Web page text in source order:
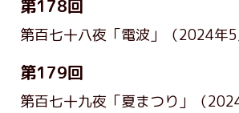
第178回
第百七十八夜「電波」 （2024年
第179回
第百七十九夜「夏まつり」 （